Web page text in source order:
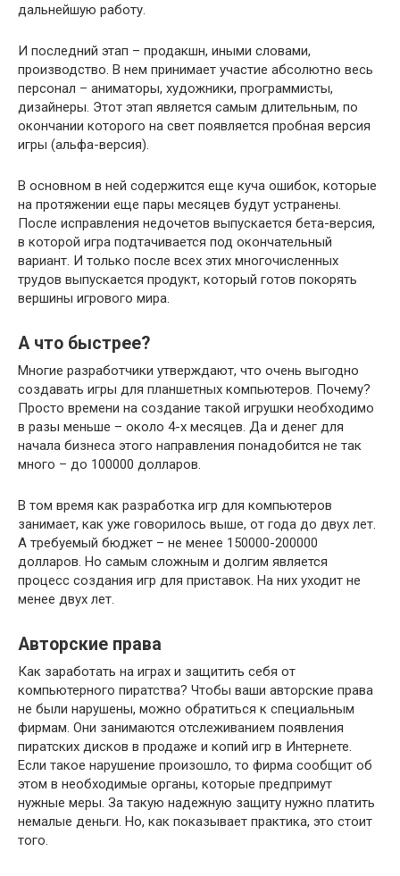
дальнейшую работу.
И последний этап – продакшн, иными словами,
производство. В нем принимает участие абсолютно весь
персонал – аниматоры, художники, программисты,
дизайнеры. Этот этап является самым длительным, по
окончании которого на свет появляется пробная версия
игры (альфа-версия).
В основном в ней содержится еще куча ошибок, которые
на протяжении еще пары месяцев будут устранены.
После исправления недочетов выпускается бета-версия,
в которой игра подтачивается под окончательный
вариант. И только после всех этих многочисленных
трудов выпускается продукт, который готов покорять
вершины игрового мира.
А что быстрее?
Многие разработчики утверждают, что очень выгодно
создавать игры для планшетных компьютеров. Почему?
Просто времени на создание такой игрушки необходимо
в разы меньше – около 4-х месяцев. Да и денег для
начала бизнеса этого направления понадобится не так
много – до 100000 долларов.
В том время как разработка игр для компьютеров
занимает, как уже говорилось выше, от года до двух лет.
А требуемый бюджет – не менее 150000-200000
долларов. Но самым сложным и долгим является
процесс создания игр для приставок. На них уходит не
менее двух лет.
Авторские права
Как заработать на играх и защитить себя от
компьютерного пиратства? Чтобы ваши авторские права
не были нарушены, можно обратиться к специальным
фирмам. Они занимаются отслеживанием появления
пиратских дисков в продаже и копий игр в Интернете.
Если такое нарушение произошло, то фирма сообщит об
этом в необходимые органы, которые предпримут
нужные меры. За такую надежную защиту нужно платить
немалые деньги. Но, как показывает практика, это стоит
того.